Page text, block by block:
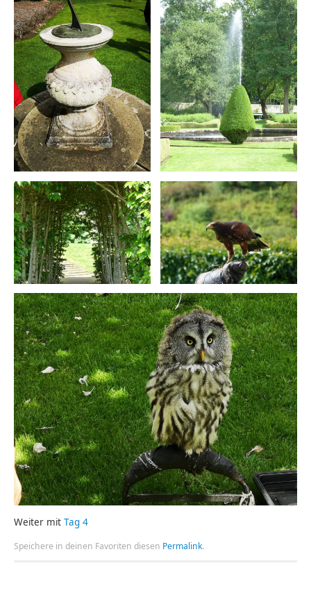
Weiter mitTag 4
Speichere in deinen Favoriten diesen Permalink.